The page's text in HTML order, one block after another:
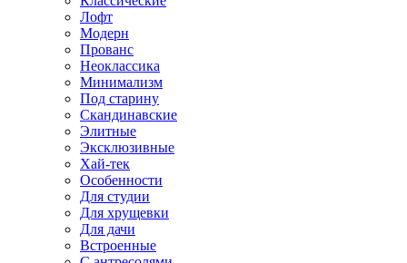
Лофт
Модерн
Прованс
Неоклассика
Минимализм
Под старину
Скандинавские
Элитные
Эксклюзивные
Хай-тек
Особенности
Для студии
Для хрущевки
Для дачи
Встроенные